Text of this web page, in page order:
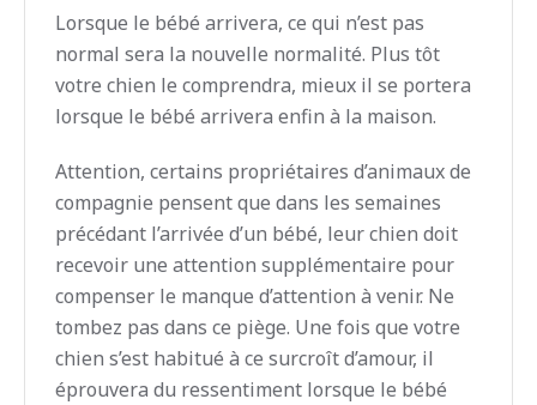
Lorsque le bébé arrivera, ce qui n’est pas
normal sera la nouvelle normalité. Plus tôt
votre chien le comprendra, mieux il se portera
lorsque le bébé arrivera enfin à la maison.
Attention, certains propriétaires d’animaux de
compagnie pensent que dans les semaines
précédant l’arrivée d’un bébé, leur chien doit
recevoir une attention supplémentaire pour
compenser le manque d’attention à venir. Ne
tombez pas dans ce piège. Une fois que votre
chien s’est habitué à ce surcroît d’amour, il
éprouvera du ressentiment lorsque le bébé